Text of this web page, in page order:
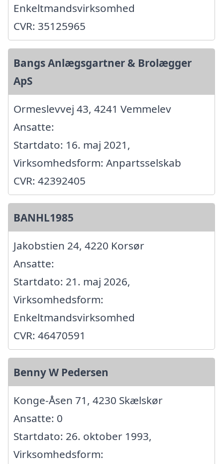
Enkeltmandsvirksomhed
CVR: 35125965
Bangs Anlægsgartner & Brolægger
ApS
Ormeslevvej 43, 4241 Vemmelev
Ansatte:
Startdato: 16. maj 2021,
Virksomhedsform: Anpartsselskab
CVR: 42392405
BANHL1985
Jakobstien 24, 4220 Korsør
Ansatte:
Startdato: 21. maj 2026,
Virksomhedsform:
Enkeltmandsvirksomhed
CVR: 46470591
Benny W Pedersen
Konge-Åsen 71, 4230 Skælskør
Ansatte: 0
Startdato: 26. oktober 1993,
Virksomhedsform: